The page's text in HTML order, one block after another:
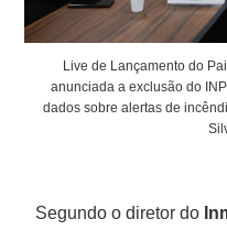
Live de Lançamento do
anunciada a exclusão do
dados sobre alertas de
Segundo o diretor do